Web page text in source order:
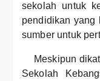
sekolah untuk
pendidikan yang
sumber untuk
Meskipun
Sekolah